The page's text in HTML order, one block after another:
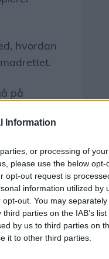
Information
or processing of
please use the below opt-
opt-out request is
information utilized by
out. You may
parties on the IAB’s
by us to third parties on
it to other third parties.
hvordan
på
for
fra vi